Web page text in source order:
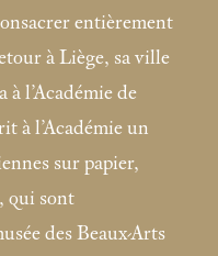
entièrement
à Liège, sa ville
l’Académie de
à l’Académie un
sur papier,
qui sont
des Beaux-Arts